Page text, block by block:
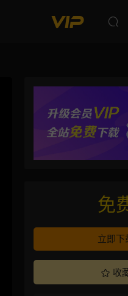
免
立即下
收